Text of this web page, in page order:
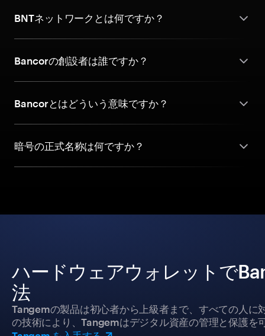
BNTネットワークとは何ですか？
Bancorの創設者は誰ですか？
Bancorとはどういう意味ですか？
暗号の正式名称は何ですか？
ハードウェアウォレットで
法
Tangemの製品は初心者から上級者まで、すべての人に
の技術により、Tangemはデジタル資産の管理と保護を